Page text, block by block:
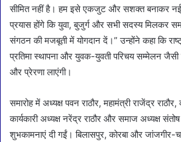
सीमित नहीं है। हम इसे एकजुट और सशक्त बनाकर नई
प्रयास होंगे कि युवा, बुजुर्ग और सभी सदस्य मिलकर
संगठन की मजबूती में योगदान दें।” उन्होंने कहा कि
प्रतिमा स्थापना और युवक-युवती परिचय सम्मेलन
और प्रेरणा लाएंगी।
समारोह में अध्यक्ष पवन राठौर, महामंत्री राजेंद्र राठौर,
कार्यकारी अध्यक्ष नरेंद्र राठौर और समाज अध्यक्ष
शुभकामनाएं दी गईं। बिलासपुर, कोरबा और जांजगीर-